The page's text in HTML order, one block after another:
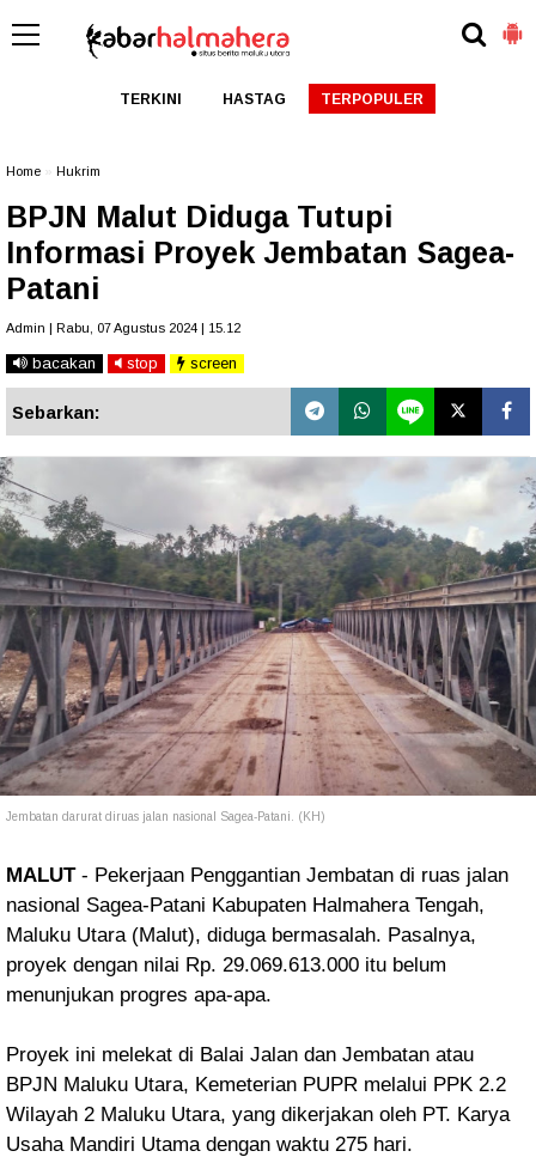
TERKINI HASTAG TERPOPULER
Home Hukrim
BPJN Malut Diduga Tutupi
Informasi Proyek Jembatan Sagea-
Patani
Admin | Rabu, 07 Agustus 2024 | 15.12
bacakan stop screen
Sebarkan:
Jembatan darurat diruas jalan nasional Sagea-Patani. (KH)
MALUT- Pekerjaan Penggantian Jembatan di ruas jalan
nasional Sagea-Patani Kabupaten Halmahera Tengah,
Maluku Utara (Malut), diduga bermasalah. Pasalnya,
proyek dengan nilai Rp. 29.069.613.000 itu belum
menunjukan progres apa-apa.
Proyek ini melekat di Balai Jalan dan Jembatan atau
BPJN Maluku Utara, Kemeterian PUPR melalui PPK 2.2
Wilayah 2 Maluku Utara, yang dikerjakan oleh PT. Karya
Usaha Mandiri Utama dengan waktu 275 hari.